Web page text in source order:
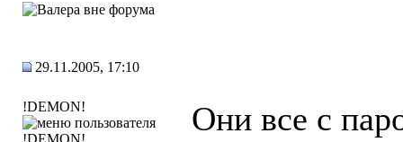
29.11.2005, 17:10
!DEMON! Они все с